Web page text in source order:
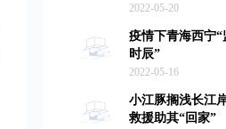
2022-05-20
疫情下青海西宁
时辰”
2022-05-16
小江豚搁浅长江
救援助其“回家”